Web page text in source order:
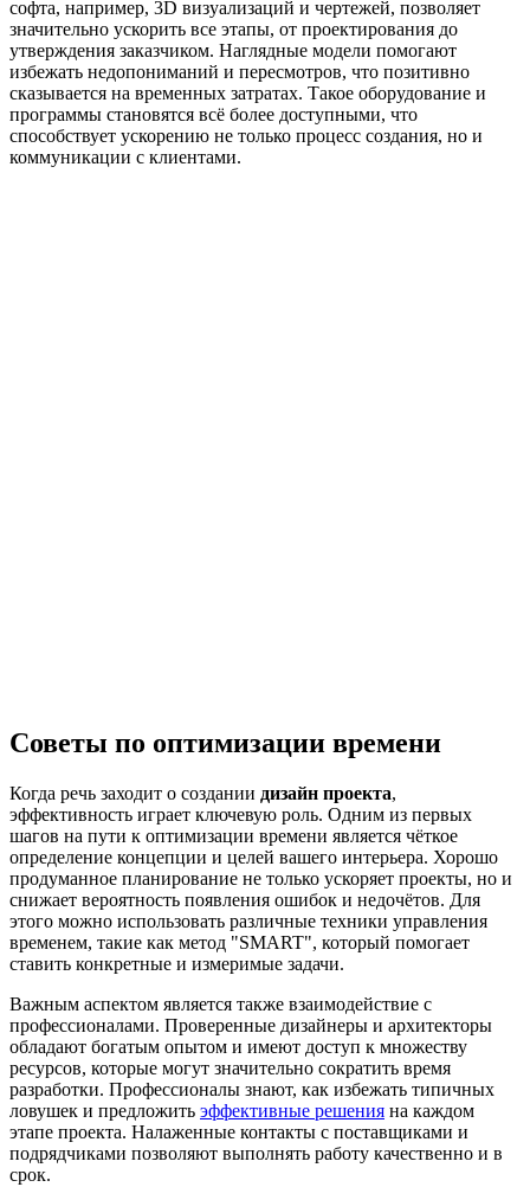
софта, например, 3D визуализаций и чертежей, позволяет
значительно ускорить все этапы, от проектирования до
утверждения заказчиком. Наглядные модели помогают
избежать недопониманий и пересмотров, что позитивно
сказывается на временных затратах. Такое оборудование и
программы становятся всё более доступными, что
способствует ускорению не только процесс создания, но и
коммуникации с клиентами.
Советы по оптимизации времени
Когда речь заходит о создании дизайн проекта,
эффективность играет ключевую роль. Одним из первых
шагов на пути к оптимизации времени является чёткое
определение концепции и целей вашего интерьера. Хорошо
продуманное планирование не только ускоряет проекты, но и
снижает вероятность появления ошибок и недочётов. Для
этого можно использовать различные техники управления
временем, такие как метод "SMART", который помогает
ставить конкретные и измеримые задачи.
Важным аспектом является также взаимодействие с
профессионалами. Проверенные дизайнеры и архитекторы
обладают богатым опытом и имеют доступ к множеству
ресурсов, которые могут значительно сократить время
разработки. Профессионалы знают, как избежать типичных
ловушек и предложить эффективные решения на каждом
этапе проекта. Налаженные контакты с поставщиками и
подрядчиками позволяют выполнять работу качественно и в
срок.